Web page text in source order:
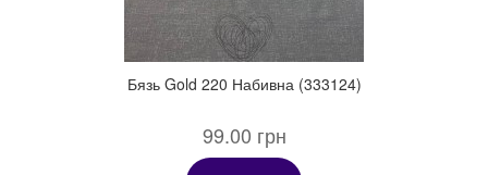
Бязь Gold 220 Набивна (333124)
99.00 грн